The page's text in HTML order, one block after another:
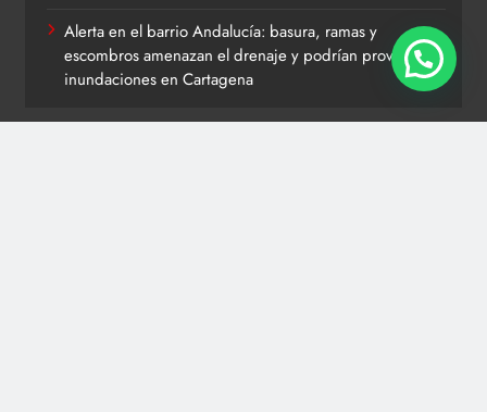
Alerta en el barrio Andalucía: basura, ramas y
escombros amenazan el drenaje y podrían provocar
inundaciones en Cartagena